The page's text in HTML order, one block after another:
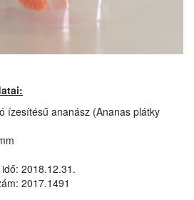
ízesítésű ananász (Ananas plátky
2018.12.31.
2017.1491